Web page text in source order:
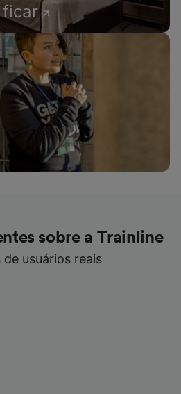
sobre a Trainline
de usuários reais